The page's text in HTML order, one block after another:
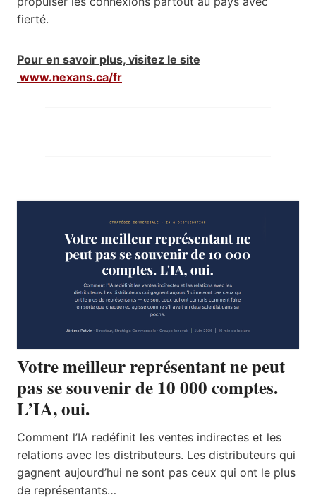
fierté.
Pour en savoir plus, visitez le site
www.nexans.ca/fr
Votre meilleur représentant ne peut
pas se souvenir de 10 000 comptes.
L’IA, oui.
Comment l’IA redéfinit les ventes indirectes et les
relations avec les distributeurs. Les distributeurs qui
gagnent aujourd’hui ne sont pas ceux qui ont le plus
de représentants…